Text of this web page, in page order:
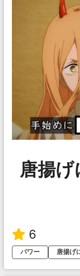
唐揚
6
パワー
唐揚げ